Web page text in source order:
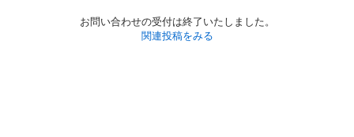
お問い合わせの受付は終了いたしました。
関連投稿をみる